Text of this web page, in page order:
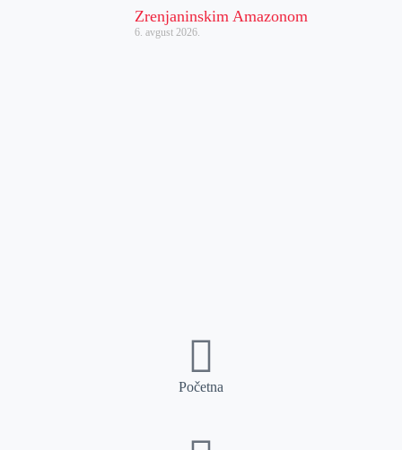
Zrenjaninskim Amazonom
6. avgust 2026.
Početna